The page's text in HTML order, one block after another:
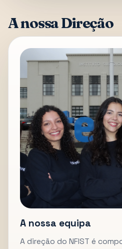
A nossa Direção
A nossa equipa
A direção do NFIST é